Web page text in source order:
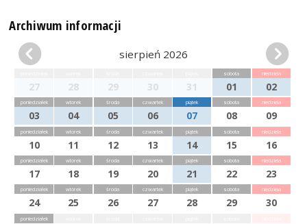
Archiwum informacji
sierpień 2026
27 28 29 30 31
sobota
01
niedziela
02
poniedziałek
03
wtorek
04
środa
05
czwartek
06
piątek
07
sobota
08
niedziela
09
poniedziałek
10
wtorek
11
środa
12
czwartek
13
piątek
14
sobota
15
niedziela
16
poniedziałek
17
wtorek
18
środa
19
czwartek
20
piątek
21
sobota
22
niedziela
23
poniedziałek
24
wtorek
25
środa
26
czwartek
27
piątek
28
sobota
29
niedziela
30
poniedziałek